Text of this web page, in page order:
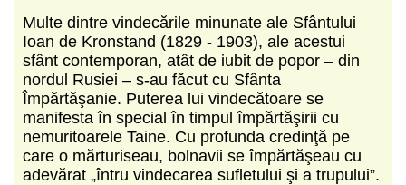
Multe dintre vindecările minunate ale Sfântului
Ioan de Kronstand (1829 - 1903), ale acestui
sfânt contemporan, atât de iubit de popor – din
nordul Rusiei – s-au făcut cu Sfânta
Împărtăşanie. Puterea lui vindecătoare se
manifesta în special în timpul împărtăşirii cu
nemuritoarele Taine. Cu profunda credinţă pe
care o mărturiseau, bolnavii se împărtăşeau cu
adevărat „întru vindecarea sufletului şi a trupului”.